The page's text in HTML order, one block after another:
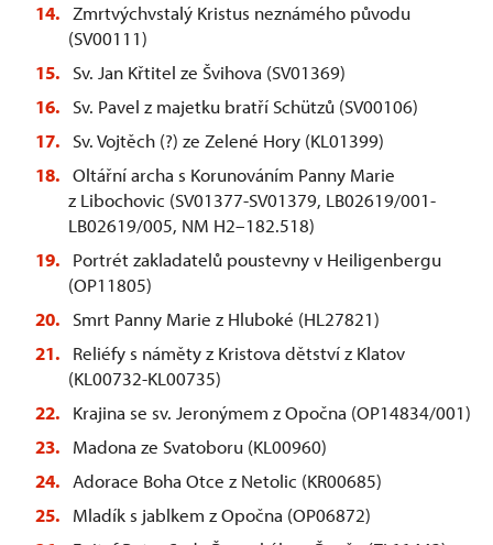
Zmrtvýchvstalý Kristus neznámého původu
(SV00111)
Sv. Jan Křtitel ze Švihova (SV01369)
Sv. Pavel z majetku bratří Schützů (SV00106)
Sv. Vojtěch (?) ze Zelené Hory (KL01399)
Oltářní archa s Korunováním Panny Marie
z Libochovic (SV01377-SV01379, LB02619/001-
LB02619/005, NM H2–182.518)
Portrét zakladatelů poustevny v Heiligenbergu
(OP11805)
Smrt Panny Marie z Hluboké (HL27821)
Reliéfy s náměty z Kristova dětství z Klatov
(KL00732-KL00735)
Krajina se sv. Jeronýmem z Opočna (OP14834/001)
Madona ze Svatoboru (KL00960)
Adorace Boha Otce z Netolic (KR00685)
Mladík s jablkem z Opočna (OP06872)